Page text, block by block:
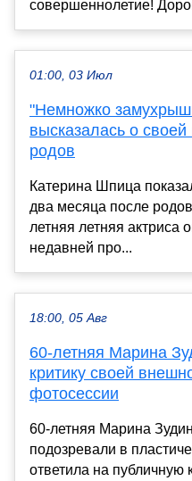
совершеннолетие!
01:00, 03 Июл
"Немножко
высказалась о
родов
Катерина Шпица
два месяца после
летняя летняя актриса
недавней про...
18:00, 05 Авг
60-летняя Марина
критику своей
фотосессии
60-летняя Марина
подозревали в
ответила на публичную